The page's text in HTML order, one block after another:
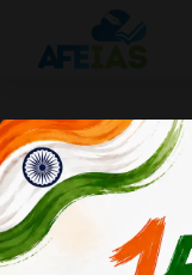
कुरुक्षेत्र:
तस्वीर (24-